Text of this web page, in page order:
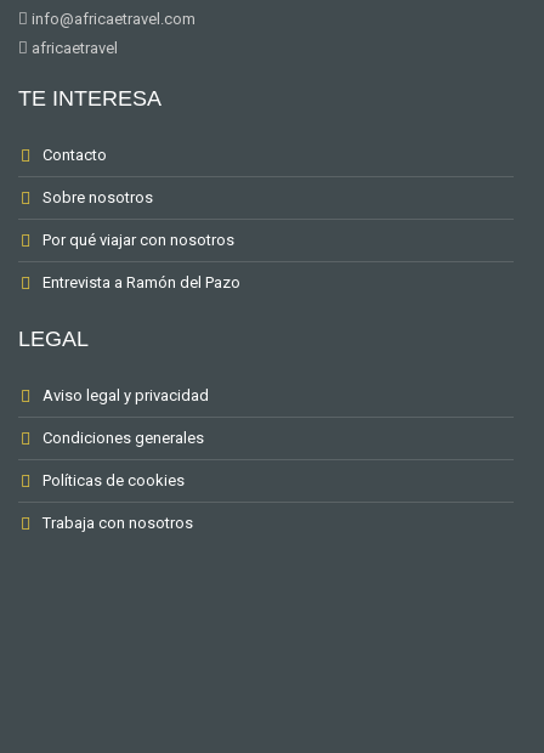
info@africaetravel.com
africaetravel
TE INTERESA
Contacto
Sobre nosotros
Por qué viajar con nosotros
Entrevista a Ramón del Pazo
LEGAL
Aviso legal y privacidad
Condiciones generales
Políticas de cookies
Trabaja con nosotros